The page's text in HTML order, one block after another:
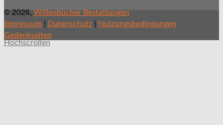
© 2026, Willenbücher Bestattungen
Impressum | Datenschutz | Nutzungsbedingungen
Gedenkseiten
Hochscrollen